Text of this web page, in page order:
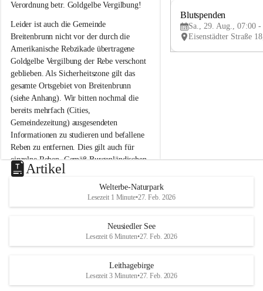
r
i
t
e
n
b
r
u
n
n
a
m
N
e
u
s
d
S
Verordnung betr. Goldgelbe Vergilbung!
Leider ist auch die Gemeinde
Breitenbrunn nicht vor der durch die
Amerikanische Rebzikade übertragene
Goldgelbe Vergilbung der Rebe verschont
geblieben. Als Sicherheitszone gilt das
gesamte Ortsgebiet von Breitenbrunn
(siehe Anhang). Wir bitten nochmal die
bereits mehrfach (Cities,
Gemeindezeitung) ausgesendeten
Informationen zu studieren und befallene
Reben zu entfernen. Dies gilt auch für
einzelne Reben. Gemäß Burgenländischen
Weinbaugesetz sind nicht gepflegte oder
unzulässige Weingärten zu roden! Bitte
helfen wir zusammen um unsere Winzer
vor den prognostizierten Ernteausfällen
und den daraus folgenden wirtschaftlichen
Maßnahmen zur Bekämpfung
e
u
e
d
r
S
Blutspenden
Sa., 29. Aug., 07:00 -
Artikel
Welterbe-Naturpark
Lesezeit 1 Minute•27. Feb. 2026
Neusiedler See
Lesezeit 6 Minuten•27. Feb. 2026
Leithagebirge
Lesezeit 3 Minuten•27. Feb. 2026